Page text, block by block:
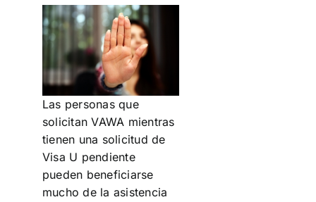
Las personas que
solicitan VAWA mientras
tienen una solicitud de
Visa U pendiente
pueden beneficiarse
mucho de la asistencia